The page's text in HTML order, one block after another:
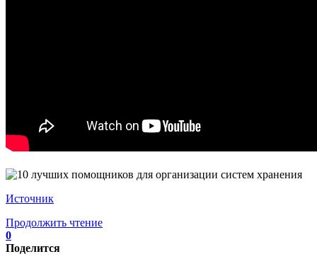
Источник
Продолжить чтение
0
Поделится